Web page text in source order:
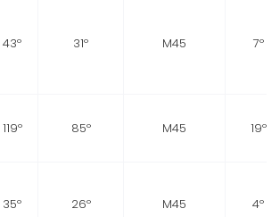
43º 31º M45 7º
119º 85º M45 19º
35º 26º M45 4º